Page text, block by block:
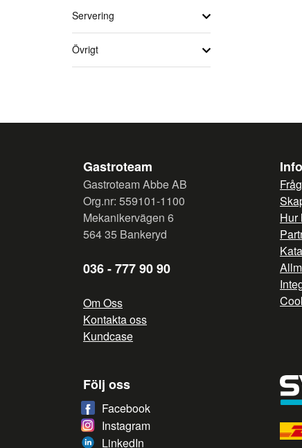
Servering
Övrigt
Gastroteam
Gastroteam Abbe AB
Org.nr: 559101-1100
Mekanikervägen 6
564 35 Bankeryd
036 - 777 90 90
Om Oss
Kontakta oss
Kundcase
Hur
Följ oss
Facebook
Instagram
LinkedIn